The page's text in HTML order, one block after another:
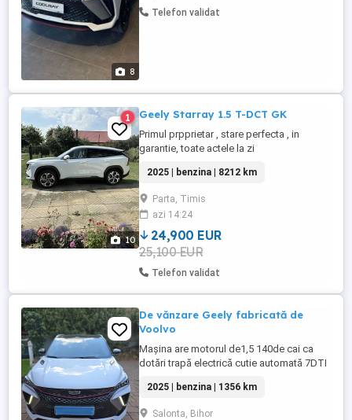
8
Telefon validat
10
1 Geely Starray 1.5 T-DCT GK
Primul prpprietar , stare perfecta , in
garantie, toate actele la zi
2025 | benzina | 8212 km
Parta, Timis
azi 14:24
24,900 EUR
25,100 EUR
Telefon validat
De vănzare Geely fabricată de
Voolvo
Mașina are motorul de1,5 140de cai ca
dotări trapă electrică cutie automată 7DTI
2025 | benzina | 1356 km
Salonta, Bihor